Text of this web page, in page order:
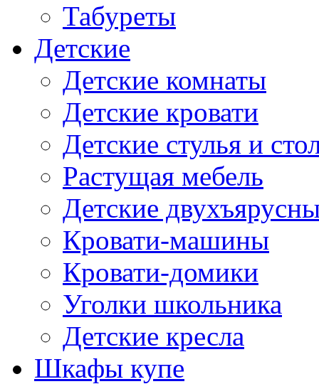
Табуреты
Детские
Детские комнаты
Детские кровати
Детские стулья и
Растущая мебель
Детские
Кровати-машины
Кровати-домики
Уголки школьника
Детские кресла
Шкафы купе